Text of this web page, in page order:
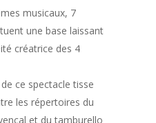
musicaux, 7
une base laissant
créatrice des 4
ce spectacle tisse
les répertoires du
et du tamburello